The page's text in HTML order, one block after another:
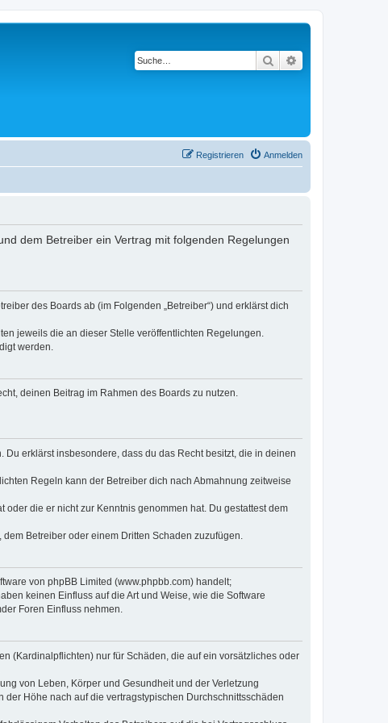
Suche
Anmelden
Registrieren
dem Betreiber ein Vertrag mit folgenden Regelungen
des Boards ab (im Folgenden „Betreiber“) und erklärst dich
jeweils die an dieser Stelle veröffentlichten Regelungen.
werden.
deinen Beitrag im Rahmen des Boards zu nutzen.
erklärst insbesondere, dass du das Recht besitzt, die in deinen
Regeln kann der Betreiber dich nach Abmahnung zeitweise
die er nicht zur Kenntnis genommen hat. Du gestattest dem
Betreiber oder einem Dritten Schaden zuzufügen.
von phpBB Limited (www.phpbb.com) handelt;
keinen Einfluss auf die Art und Weise, wie die Software
Foren Einfluss nehmen.
(Kardinalpflichten) nur für Schäden, die auf ein vorsätzliches oder
von Leben, Körper und Gesundheit und der Verletzung
Höhe nach auf die vertragstypischen Durchschnittsschäden